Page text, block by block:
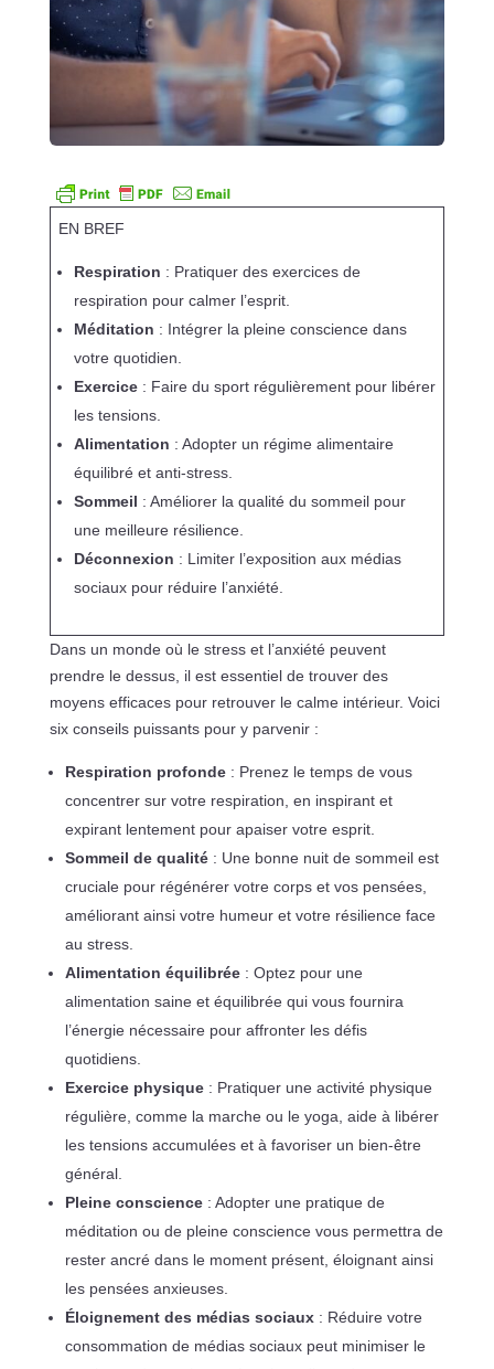
EN BREF
Respiration : Pratiquer des exercices de
respiration pour calmer l’esprit.
Méditation : Intégrer la pleine conscience dans
votre quotidien.
Exercice: Faire du sport régulièrement pour libérer
les tensions.
Alimentation : Adopter un régime alimentaire
équilibré et anti-stress.
Sommeil : Améliorer la qualité du sommeil pour
une meilleure résilience.
Déconnexion : Limiter l’exposition aux médias
sociaux pour réduire l’anxiété.
Dans un monde où le stress et l’anxiété peuvent
prendre le dessus, il est essentiel de trouver des
moyens efficaces pour retrouver le calme intérieur. Voici
six conseils puissants pour y parvenir :
Respiration profonde: Prenez le temps de vous
concentrer sur votre respiration, en inspirant et
expirant lentement pour apaiser votre esprit.
Sommeil de qualité: Une bonne nuit de sommeil est
cruciale pour régénérer votre corps et vos pensées,
améliorant ainsi votre humeur et votre résilience face
au stress.
Alimentation équilibrée: Optez pour une
alimentation saine et équilibrée qui vous fournira
l’énergie nécessaire pour affronter les défis
quotidiens.
Exercice physique: Pratiquer une activité physique
régulière, comme la marche ou le yoga, aide à libérer
les tensions accumulées et à favoriser un bien-être
général.
Pleine conscience: Adopter une pratique de
méditation ou de pleine conscience vous permettra de
rester ancré dans le moment présent, éloignant ainsi
les pensées anxieuses.
Éloignement des médias sociaux: Réduire votre
consommation de médias sociaux peut minimiser le